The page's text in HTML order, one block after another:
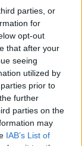
parties, or
for
opt-out
that after your
seeing
utilized by
prior to
further
parties on the
may
IAB’s List of
και μάθετε
τον κόσμο.